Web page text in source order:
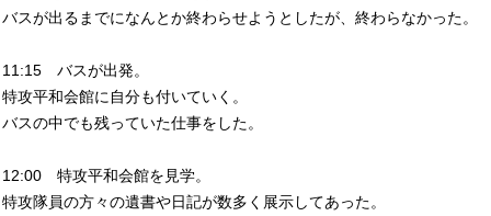
バスが出るまでになんとか終わらせようとしたが、終わらなかった。
11:15 バスが出発。
特攻平和会館に自分も付いていく。
バスの中でも残っていた仕事をした。
12:00 特攻平和会館を見学。
特攻隊員の方々の遺書や日記が数多く展示してあった。